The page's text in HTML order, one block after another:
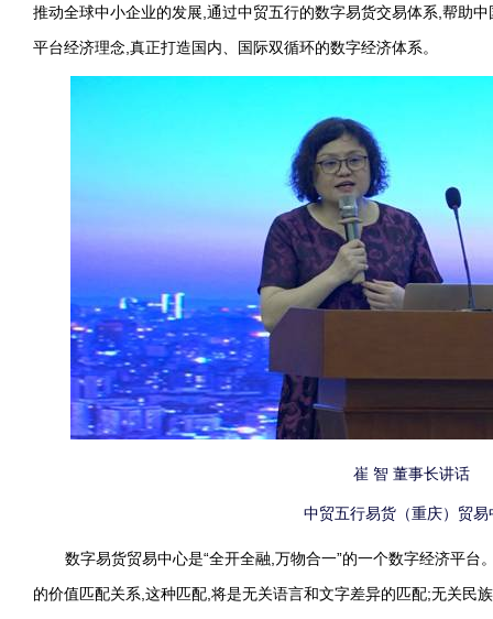
推动全球中小企业的发展,通过中贸五行的数字易货交易体系,帮助
平台经济理念,真正打造国内、国际双循环的数字经济体系。
崔 智 董事长讲话
中贸五行易货（重庆）贸易
数字易货贸易中心是“全开全融,万物合一”的一个数字经济平台
的价值匹配关系,这种匹配,将是无关语言和文字差异的匹配;无关民